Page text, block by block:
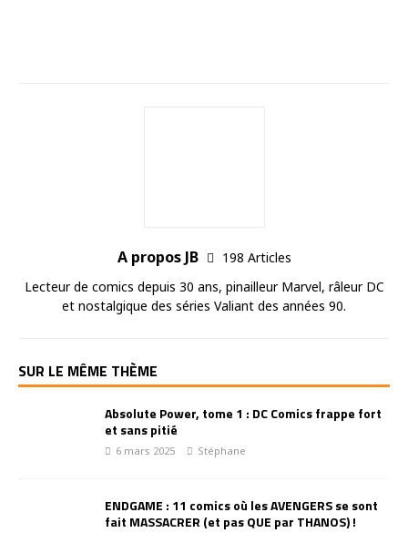
A propos JB
198 Articles
Lecteur de comics depuis 30 ans, pinailleur Marvel, râleur DC
et nostalgique des séries Valiant des années 90.
SUR LE MÊME THÈME
Absolute Power, tome 1 : DC Comics frappe fort
et sans pitié
6 mars 2025 Stéphane
ENDGAME : 11 comics où les AVENGERS se sont
fait MASSACRER (et pas QUE par THANOS) !